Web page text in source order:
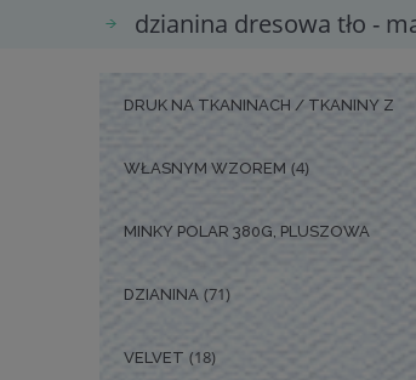
dzianina dresowa tło -
DRUK NA TKANINACH / TKANINY Z
WŁASNYM WZOREM (4)
MINKY POLAR 380G, PLUSZOWA
DZIANINA (71)
VELVET (18)